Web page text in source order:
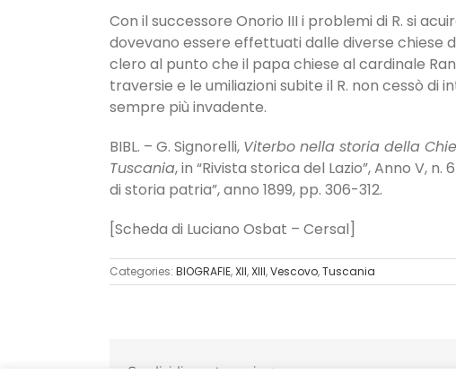
Con il successore Onorio III i problemi di R. si
dovevano essere effettuati dalle diverse chiese
clero al punto che il papa chiese al cardinale
traversie e le umiliazioni subite il R. non cessò
sempre più invadente.
BIBL. – G. Signorelli, Viterbo nella storia della
Tuscania, in “Rivista storica del Lazio”, Anno V, n.
di storia patria”, anno 1899, pp. 306-312.
[Scheda di Luciano Osbat – Cersal]
Categories: BIOGRAFIE,XII,XIII,Vescovo,Tuscania
Condividi questa pagina: